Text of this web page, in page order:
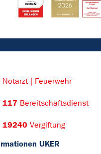
Notarzt | Feuerwehr
117 Bereitschaftsdienst
19240 Vergiftung
UKER